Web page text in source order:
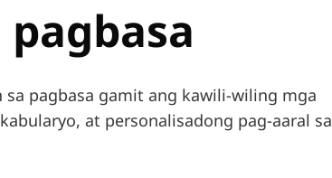
sa pagbasa gamit ang kawili-wiling mga
at personalisadong pag-aaral sa